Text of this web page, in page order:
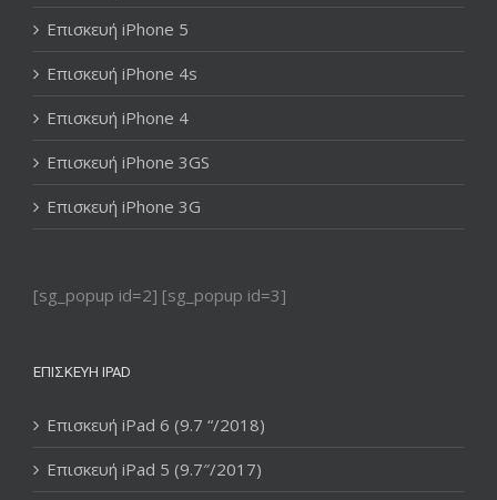
Επισκευή iPhone 5
Επισκευή iPhone 4s
Επισκευή iPhone 4
Επισκευή iPhone 3GS
Επισκευή iPhone 3G
[sg_popup id=2] [sg_popup id=3]
ΕΠΙΣΚΕΥΉ IPAD
Επισκευή iPad 6 (9.7 “/2018)
Επισκευή iPad 5 (9.7″/2017)